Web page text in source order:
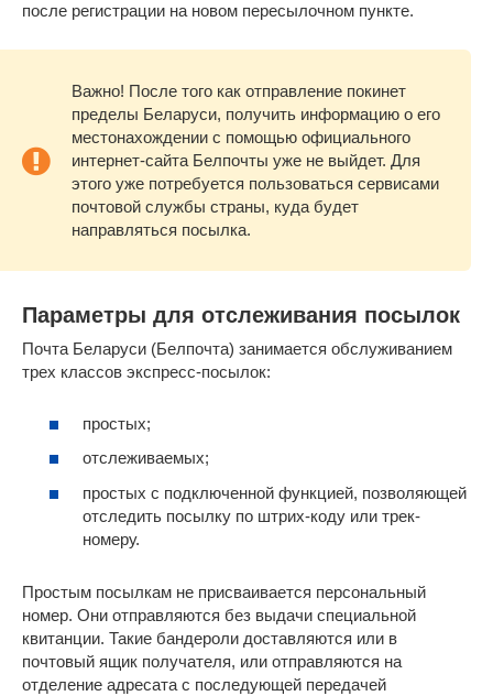
после регистрации на новом пересылочном пункте.
Важно! После того как отправление покинет
пределы Беларуси, получить информацию о его
местонахождении с помощью официального
интернет-сайта Белпочты уже не выйдет. Для
этого уже потребуется пользоваться сервисами
почтовой службы страны, куда будет
направляться посылка.
Параметры для отслеживания посылок
Почта Беларуси (Белпочта) занимается обслуживанием
трех классов экспресс-посылок:
простых;
отслеживаемых;
простых с подключенной функцией, позволяющей
отследить посылку по штрих-коду или трек-
номеру.
Простым посылкам не присваивается персональный
номер. Они отправляются без выдачи специальной
квитанции. Такие бандероли доставляются или в
почтовый ящик получателя, или отправляются на
отделение адресата с последующей передачей